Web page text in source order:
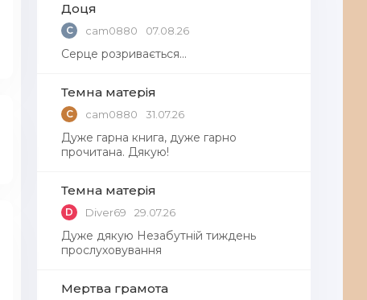
Доця
C cam0880 07.08.26
Серце розривається…
Темна матерія
C cam0880 31.07.26
Дуже гарна книга, дуже гарно
прочитана. Дякую!
Темна матерія
D Diver69 29.07.26
Дуже дякую Незабутній тиждень
прослуховування
Мертва грамота